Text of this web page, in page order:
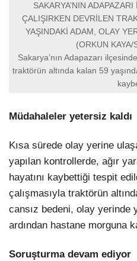
SAKARYA’NIN
ÇALIŞIRKEN DEVRİLEN
YAŞINDAKİ ADAM, OLAY
(ORKUN KAYA/
Sakarya’nın Adapazarı
traktörün altında kalan 59
Müdahaleler yetersiz kaldı
Kısa sürede olay yerine
yapılan kontrollerde, ağır
hayatını kaybettiği tespit
çalışmasıyla traktörün
cansız bedeni, olay yerinde
ardından hastane morguna
Soruşturma devam ediyor